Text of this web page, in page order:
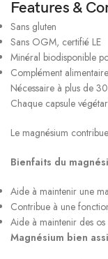
Features &
Sans gluten
Sans OGM, certifié LE
Minéral biodisponible
Complément alimentaire
Nécessaire à plus de
Chaque capsule
Le magnésium
Bienfaits du
Aide à maintenir une
Contribue à une
Aide à maintenir des os
Magnésium bien